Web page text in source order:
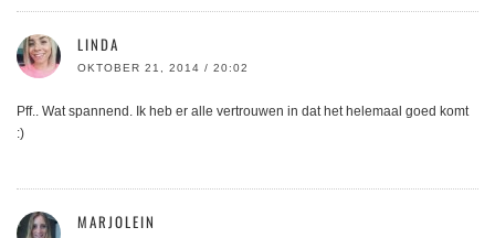
LINDA
OKTOBER 21, 2014 / 20:02
Pff.. Wat spannend. Ik heb er alle vertrouwen in dat het helemaal goed komt
:)
MARJOLEIN